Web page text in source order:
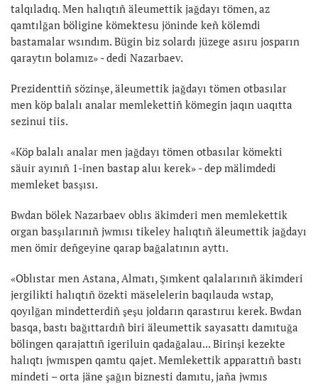
talqıladıq. Men halıqtıñ äleumettik jağdayı tömen, az
qamtılğan böligine kömektesu jöninde keñ kölemdi
bastamalar wsındım. Bügin biz solardı jüzege asıru josparın
qaraytın bolamız» - dedi Nazarbaev.
Prezidenttiñ sözinşe, äleumettik jağdayı tömen otbasılar
men köp balalı analar memlekettiñ kömegin jaqın uaqıtta
sezinui tiis.
«Köp balalı analar men jağdayı tömen otbasılar kömekti
säuir ayınıñ 1-inen bastap aluı kerek» - dep mälimdedi
memleket basşısı.
Bwdan bölek Nazarbaev oblıs äkimderi men memlekettik
organ basşılarınıñ jwmısı tikeley halıqtıñ äleumettik jağdayı
men ömir deñgeyine qarap bağalatının ayttı.
«Oblıstar men Astana, Almatı, Şımkent qalalarınıñ äkimderi
jergilikti halıqtıñ özekti mäselelerin baqılauda wstap,
qoyılğan mindetterdiñ şeşu joldarın qarastıruı kerek. Bwdan
basqa, bastı bağıttardıñ biri äleumettik sayasattı damıtuğa
bölingen qarajattıñ igeriluin qadağalau... Birinşi kezekte
halıqtı jwmıspen qamtu qajet. Memlekettik apparattıñ bastı
mindeti – orta jäne şağın biznesti damıtu, jaña jwmıs